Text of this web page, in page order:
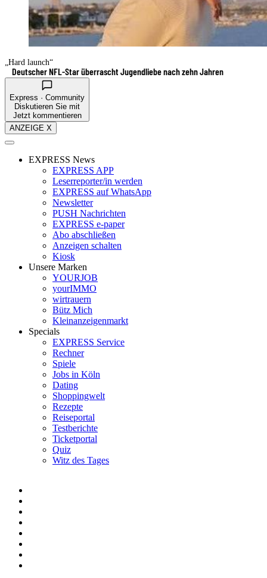
„Hard launch“
Deutscher NFL-Star überrascht Jugendliebe nach zehn Jahren
Express · Community
Diskutieren Sie mit
Jetzt kommentieren
ANZEIGE X
EXPRESS News
EXPRESS APP
Leserreporter/in werden
EXPRESS auf WhatsApp
Newsletter
PUSH Nachrichten
EXPRESS e-paper
Abo abschließen
Anzeigen schalten
Kiosk
Unsere Marken
YOURJOB
yourIMMO
wirtrauern
Bütz Mich
Kleinanzeigenmarkt
Specials
EXPRESS Service
Rechner
Spiele
Jobs in Köln
Dating
Shoppingwelt
Rezepte
Reiseportal
Testberichte
Ticketportal
Quiz
Witz des Tages